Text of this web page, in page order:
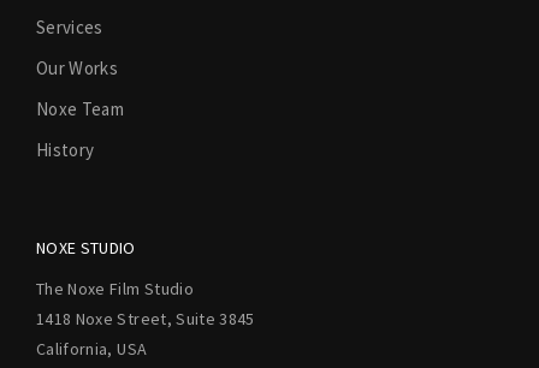
Services
Our Works
Noxe Team
History
NOXE STUDIO
The Noxe Film Studio
1418 Noxe Street, Suite 3845
California, USA